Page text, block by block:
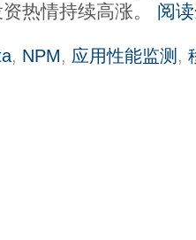
热情持续高涨。 阅
, NPM, 应用性能监测 ,